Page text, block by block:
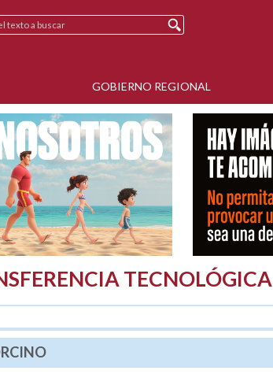
GOBIERNO REGIONAL
TECNOLÓGICA